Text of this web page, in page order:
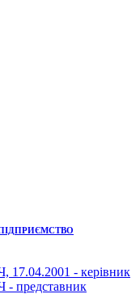
- керівник